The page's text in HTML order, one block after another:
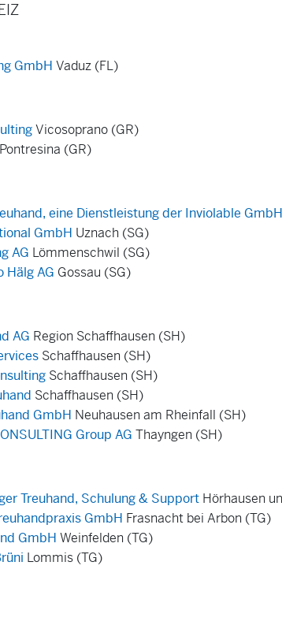
GmbH Vaduz (FL)
Vicosoprano (GR)
Pontresina (GR)
eine Dienstleistung der Inviolable GmbH
GmbH Uznach (SG)
AG Lömmenschwil (SG)
Hälg AG Gossau (SG)
AG Region Schaffhausen (SH)
Schaffhausen (SH)
Schaffhausen (SH)
Schaffhausen (SH)
GmbH Neuhausen am Rheinfall (SH)
Group AG Thayngen (SH)
Treuhand, Schulung & Support Hörhausen
GmbH Frasnacht bei Arbon (TG)
GmbH Weinfelden (TG)
Lommis (TG)